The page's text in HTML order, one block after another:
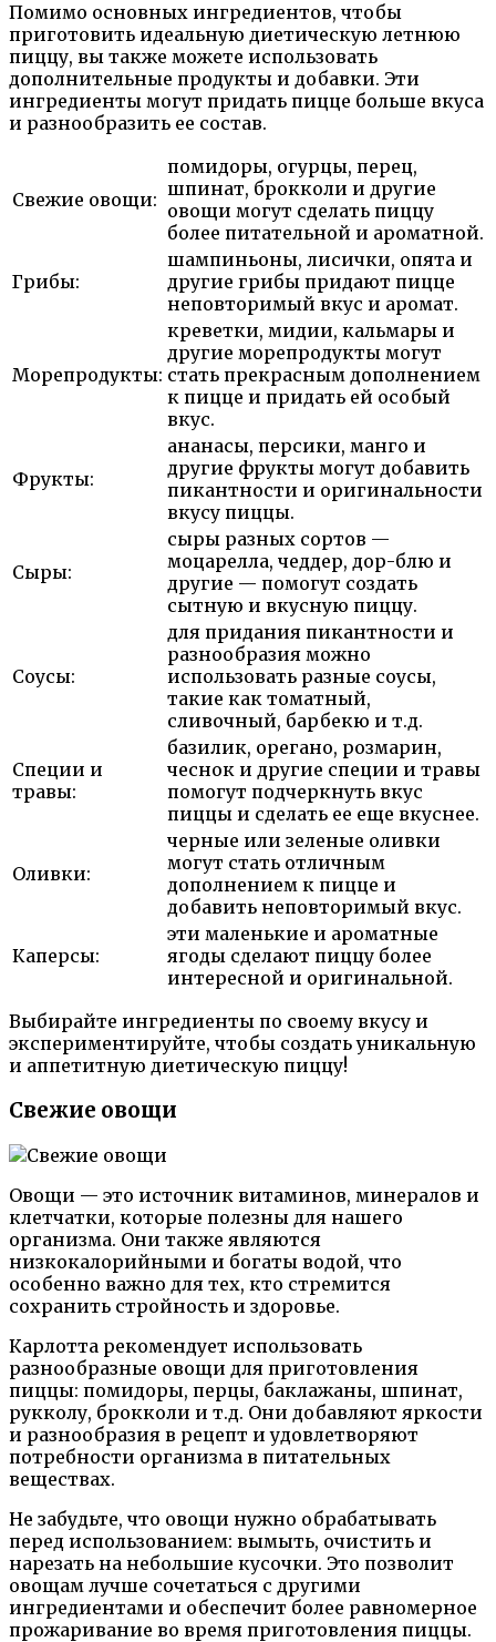
Помимо основных ингредиентов, чтобы
приготовить идеальную диетическую летнюю
пиццу, вы также можете использовать
дополнительные продукты и добавки. Эти
ингредиенты могут придать пицце больше вкуса
и разнообразить ее состав.
Свежие овощи:
помидоры, огурцы, перец,
шпинат, брокколи и другие
овощи могут сделать пиццу
более питательной и ароматной.
Грибы:
шампиньоны, лисички, опята и
другие грибы придают пицце
неповторимый вкус и аромат.
Морепродукты:
креветки, мидии, кальмары и
другие морепродукты могут
стать прекрасным дополнением
к пицце и придать ей особый
вкус.
Фрукты:
ананасы, персики, манго и
другие фрукты могут добавить
пикантности и оригинальности
вкусу пиццы.
Сыры:
сыры разных сортов —
моцарелла, чеддер, дор-блю и
другие — помогут создать
сытную и вкусную пиццу.
Соусы:
для придания пикантности и
разнообразия можно
использовать разные соусы,
такие как томатный,
сливочный, барбекю и т.д.
Специи и
травы:
базилик, орегано, розмарин,
чеснок и другие специи и травы
помогут подчеркнуть вкус
пиццы и сделать ее еще вкуснее.
Оливки:
черные или зеленые оливки
могут стать отличным
дополнением к пицце и
добавить неповторимый вкус.
Каперсы:
эти маленькие и ароматные
ягоды сделают пиццу более
интересной и оригинальной.
Выбирайте ингредиенты по своему вкусу и
экспериментируйте, чтобы создать уникальную
и аппетитную диетическую пиццу!
Свежие овощи
Овощи — это источник витаминов, минералов и
клетчатки, которые полезны для нашего
организма. Они также являются
низкокалорийными и богаты водой, что
особенно важно для тех, кто стремится
сохранить стройность и здоровье.
Карлотта рекомендует использовать
разнообразные овощи для приготовления
пиццы: помидоры, перцы, баклажаны, шпинат,
рукколу, брокколи и т.д. Они добавляют яркости
и разнообразия в рецепт и удовлетворяют
потребности организма в питательных
веществах.
Не забудьте, что овощи нужно обрабатывать
перед использованием: вымыть, очистить и
нарезать на небольшие кусочки. Это позволит
овощам лучше сочетаться с другими
ингредиентами и обеспечит более равномерное
прожаривание во время приготовления пиццы.